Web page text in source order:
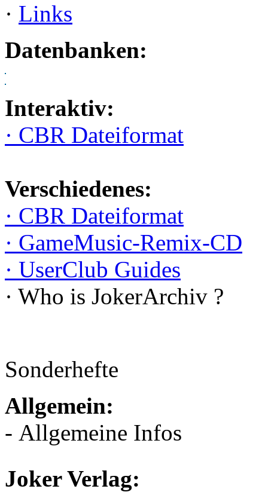
· Links
Datenbanken:
Interaktiv:
· CBR Dateiformat
Verschiedenes:
· CBR Dateiformat
· GameMusic-Remix-CD
· UserClub Guides
· Who is JokerArchiv ?
Sonderhefte
Allgemein:
- Allgemeine Infos
Joker Verlag: